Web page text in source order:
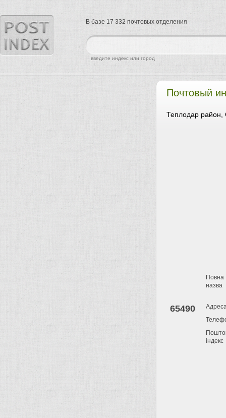
Почтовый
Теплодар район,
65490
Повна
назва
індекс
найти
введите индекс или город
В базе 17 332 почтовых отделения